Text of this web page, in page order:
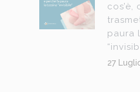
cos’è,
paura
27